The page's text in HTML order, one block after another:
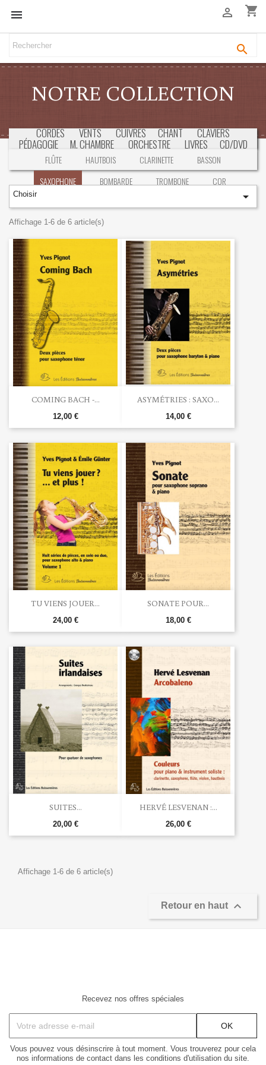
 shopping_cart


NOTRE COLLECTION
CORDES VENTS CUIVRES CHANT CLAVIERS
PÉDAGOGIE M. CHAMBRE ORCHESTRE LIVRES CD/DVD
SÉLECTION CONCOURS & EXAMENS
FLÛTE HAUTBOIS CLARINETTE
BASSON
SAXOPHONE
BOMBARDE TROMBONE
COR
Choisir 
Affichage 1-6 de 6 article(s)
COMING BACH -...
12,00 €
ASYMÉTRIES : SAXO...
14,00 €
TU VIENS JOUER...
24,00 €
SONATE POUR...
18,00 €
SUITES...
20,00 €
HERVÉ LESVENAN :...
26,00 €
Affichage 1-6 de 6 article(s)
Retour en haut 
Recevez nos offres spéciales
Vous pouvez vous désinscrire à tout moment. Vous trouverez pour cela
nos informations de contact dans les conditions d'utilisation du site.